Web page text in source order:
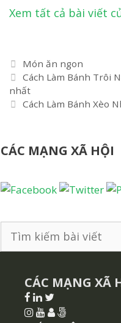
Xem tất cả bài viết
Danh
mục
Món ăn ngon
Điều
hướng
bài
Cách Làm Bánh Trôi
nhất
Cách Làm Bánh Xèo
CÁC MẠNG XÃ HỘI
Tìm
kiếm
CÁC MẠNG XÃ